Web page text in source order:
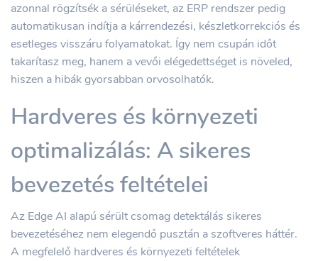
azonnal rögzítsék a sérüléseket, az ERP rendszer pedig
automatikusan indítja a kárrendezési, készletkorrekciós és
esetleges visszáru folyamatokat. Így nem csupán időt
takarítasz meg, hanem a vevői elégedettséget is növeled,
hiszen a hibák gyorsabban orvosolhatók.
Hardveres és környezeti
optimalizálás: A sikeres
bevezetés feltételei
Az Edge AI alapú sérült csomag detektálás sikeres
bevezetéséhez nem elegendő pusztán a szoftveres háttér.
A megfelelő hardveres és környezeti feltételek